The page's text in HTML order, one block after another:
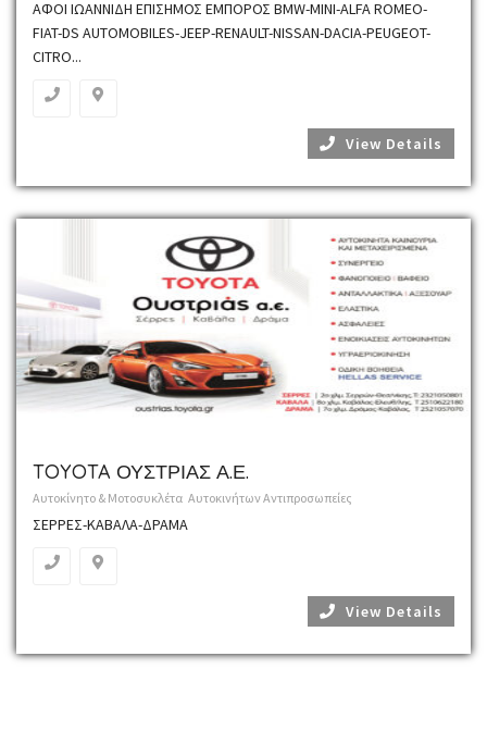
ΑΦΟΙ ΙΩΑΝΝΙΔΗ ΕΠΙΣΗΜΟΣ ΕΜΠΟΡΟΣ BMW-MINI-ALFA ROMEO-
FIAT-DS AUTOMOBILES-JEEP-RENAULT-NISSAN-DACIA-PEUGEOT-
CITRO...
View Details
TOYOTA ΟΥΣΤΡΙΑΣ Α.Ε.
Αυτοκίνητο & Μοτοσυκλέτα Αυτοκινήτων Αντιπροσωπείες
ΣΕΡΡΕΣ-ΚΑΒΑΛΑ-ΔΡΑΜΑ
View Details